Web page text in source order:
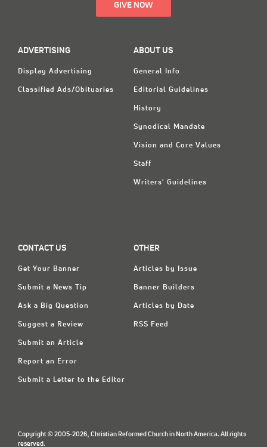
GIVE NOW
ADVERTISING
Display Advertising
Classified Ads/Obituaries
ABOUT US
General Info
Editorial Guidelines
History
Synodical Mandate
Vision and Core Values
Staff
Writers' Guidelines
CONTACT US
Get Your Banner
Submit a News Tip
Ask a Big Question
Suggest a Review
Submit an Article
Report an Error
Submit a Letter to the Editor
OTHER
Articles by Issue
Banner Builders
Articles by Date
RSS Feed
Copyright © 2005-2026, Christian Reformed Church in North America. All rights
reserved.